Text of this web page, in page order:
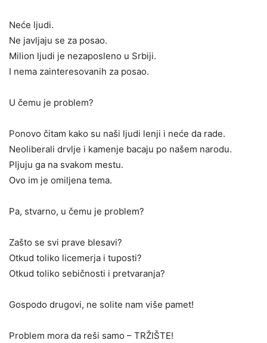
Neće ljudi.
Ne javljaju se za posao.
Milion ljudi je nezaposleno u Srbiji.
I nema zainteresovanih za posao.
U čemu je problem?
Ponovo čitam kako su naši ljudi lenji i neće da rade.
Neoliberali drvlje i kamenje bacaju po našem narodu.
Pljuju ga na svakom mestu.
Ovo im je omiljena tema.
Pa, stvarno, u čemu je problem?
Zašto se svi prave blesavi?
Otkud toliko licemerja i tuposti?
Otkud toliko sebičnosti i pretvaranja?
Gospodo drugovi, ne solite nam više pamet!
Problem mora da reši samo – TRŽIŠTE!